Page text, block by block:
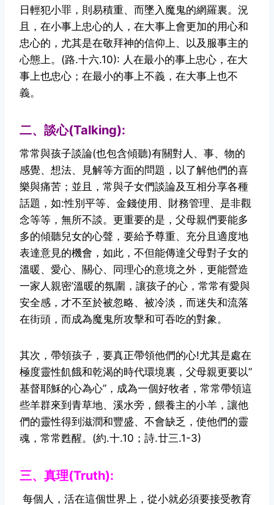
日輕犯小罪，則易積重、而墜入魔鬼的網羅裏。況
且，在小事上忠心的人，在大事上會更加的用心和
忠心的，尤其是在敬拜神的信仰上、以及服事主的
心態上。(路.十六.10): 人在最小的事上忠心，在大
事上也忠心；在最小的事上不義，在大事上也不
義。
二、談心(Talking):
常常與孩子談論(也包含傾聽)有關對人、事、物的
感覺、想法、見解等方面的問題，以了解他們的喜
樂與痛苦；並且，常與子女們談論及互相分享各種
話題，如:性別平等、金錢使用、財務管理、是非觀
念等等，無所不談。更重要的是，父母親們要能多
多的傾聽兒女的心聲，要給予尊重、充分且適度地
表達意見的機會，如此，不但能傳達父母對子女的
溫暖、愛心、關心、同理心的意境之外，更能營造
一家人親密’溫暖的氛圍，讓孩子的心，常常有愛與
安全感，才不至於被忽略、被冷淡，而迷失和流落
在街頭，而成為魔鬼所攻擊和可吞吃的對象。
其次，帶領孩子，要真正帶領他們的心!尤其是處在
極度靈性飢餓和乾渴的時代環境裏，父母親更要以”
基督耶穌的心為心”，成為一個好牧者，常常帶領這
些羊群來到青草地、溪水旁，餵養主的小羊，讓他
們的靈性得到滋潤和豐盛、不會缺乏，使他們的靈
魂，常常甦醒。(約.十.10；詩.廿三.1-3)
三、真理(Truth):
每個人，活在這個世界上，從小就必須要接受教育